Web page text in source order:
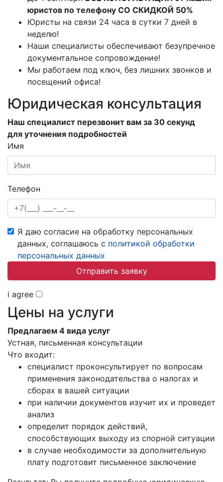
юристов по телефону СО СКИДКОЙ 50%
Юристы на связи 24 часа в сутки 7 дней в
неделю!
Наши специалисты обеспечивают безупречное
документальное сопровождение!
Мы работаем под ключ, без лишних звонков и
посещений офиса!
Юридическая консультация
Наш специалист перезвонит вам за 30 секунд
для уточнения подробностей
Имя
Телефон
Я даю согласие на обработку персональных
данных, соглашаюсь с политикой обработки
персональных данных
Отправить заявку
i agree
Цены на услуги
Предлагаем 4 вида услуг
Устная, письменная консультации
Что входит:
специалист проконсультирует по вопросам
применения законодательства о налогах и
сборах в вашей ситуации
при наличии документов изучит их и проведет
анализ
определит порядок действий,
способствующих выходу из спорной ситуации
в случае необходимости за дополнительную
плату подготовит письменное заключение